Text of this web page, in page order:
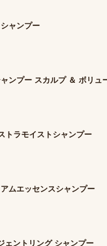
ャンプー
ンプー スカルプ ＆ ボリュ
トラモイストシャンプー
ムエッセンスシャンプー
ェントリング シャンプー